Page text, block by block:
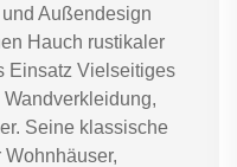
Außendesign
Hauch rustikaler
Einsatz Vielseitiges
Seine klassische